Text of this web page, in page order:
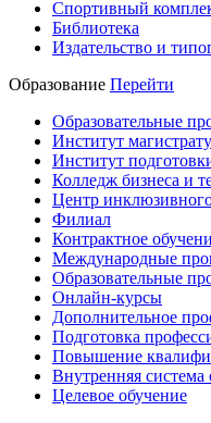
Спортивный
Библиотека
Издательство и
Образование Перейти
Образовательные
Институт
Институт
Колледж бизнеса и
Центр
Филиал
Контрактное
Международные
Образовательные
Онлайн-курсы
Дополнительное
Подготовка
Повышение
Внутренняя система
Целевое обучение